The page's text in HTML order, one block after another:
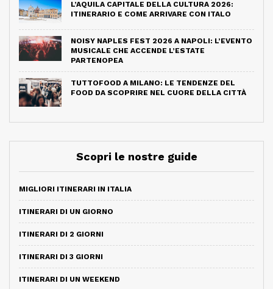
L’AQUILA CAPITALE DELLA CULTURA 2026:
ITINERARIO E COME ARRIVARE CON ITALO
NOISY NAPLES FEST 2026 A NAPOLI: L’EVENTO
MUSICALE CHE ACCENDE L’ESTATE
PARTENOPEA
TUTTOFOOD A MILANO: LE TENDENZE DEL
FOOD DA SCOPRIRE NEL CUORE DELLA CITTÀ
Scopri le nostre guide
MIGLIORI ITINERARI IN ITALIA
ITINERARI DI UN GIORNO
ITINERARI DI 2 GIORNI
ITINERARI DI 3 GIORNI
ITINERARI DI UN WEEKEND